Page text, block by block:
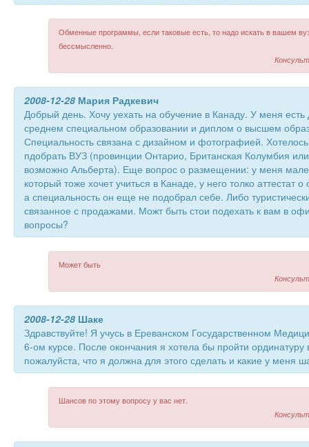
Обменные программы, если таковые есть, то надо искать в вашем
бессмысленно.
2008-12-28 Мария Радкевич
Добрый день. Хочу уехать на обучение в Канаду. У меня
среднем специальном образовании и диплом о высшем
Специальность связана с дизайном и фотографией.
пдобрать ВУЗ (провинции Онтарио, Британская Колумбия
возможно Альберта). Еще вопрос о размещении: у меня
который тоже хочет учиться в Канаде, у него толко аттестат
а специальность он еще не подобрал себе. Либо
связанное с продажами. Можт быть стои подехать к вам в
вопросы?
Может быть
2008-12-28 Шаке
Здравствуйте! Я учусь в Ереванском Государственном
6-ом курсе. После окончания я хотела бы пройти
пожалуйста, что я должна для этого сделать и какие у меня
Шансов по этому вопросу у вас нет.